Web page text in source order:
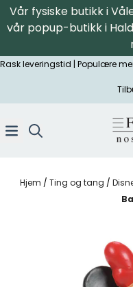
Hopp til innhold
Vår fysiske butikk i
vår popup-butikk i
Rask leveringstid | Populære
Hjem / Ting og tang /